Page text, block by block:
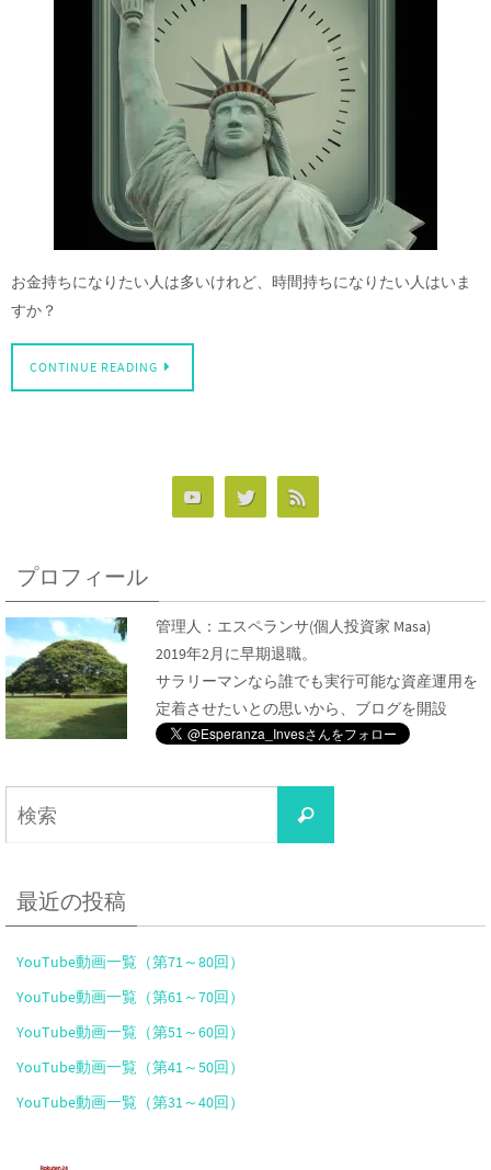
お金持ちになりたい人は多いけれど、時間持ちになりたい人はいま
すか？
CONTINUE READING
プロフィール
管理人： エスペランサ(個人投資家 Masa)
2019年2月に早期退職。
サラリーマンなら誰でも実行可能な資産運用を
定着させたいとの思いから、ブログを開設
検
索
最近の投稿
YouTube動画一覧（第71～80回）
YouTube動画一覧（第61～70回）
YouTube動画一覧（第51～60回）
YouTube動画一覧（第41～50回）
YouTube動画一覧（第31～40回）